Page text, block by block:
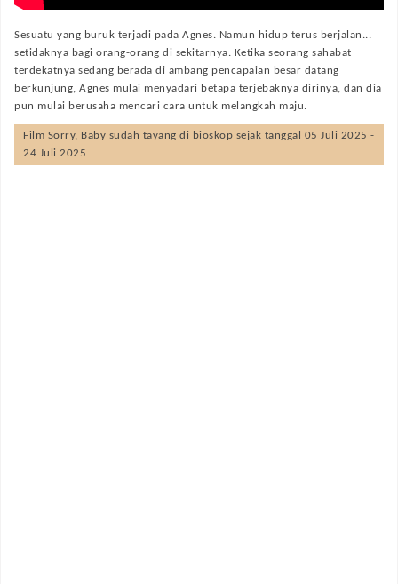
Sesuatu yang buruk terjadi pada Agnes. Namun hidup terus berjalan...
setidaknya bagi orang-orang di sekitarnya. Ketika seorang sahabat
terdekatnya sedang berada di ambang pencapaian besar datang
berkunjung, Agnes mulai menyadari betapa terjebaknya dirinya, dan dia
pun mulai berusaha mencari cara untuk melangkah maju.
Film Sorry, Baby sudah tayang di bioskop sejak tanggal 05 Juli 2025 -
24 Juli 2025